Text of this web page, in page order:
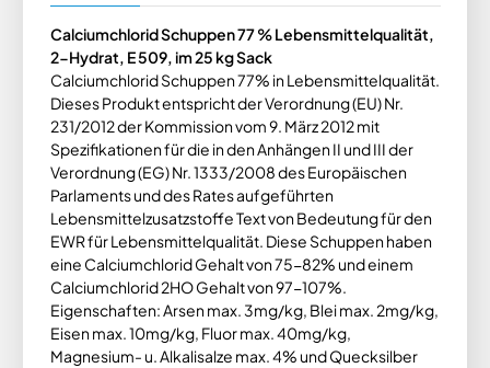
Calciumchlorid Schuppen 77 % Lebensmittelqualität,
2-Hydrat, E 509, im 25 kg Sack
Calciumchlorid Schuppen 77% in Lebensmittelqualität.
Dieses Produkt entspricht der Verordnung (EU) Nr.
231/2012 der Kommission vom 9. März 2012 mit
Spezifikationen für die in den Anhängen II und III der
Verordnung (EG) Nr. 1333/2008 des Europäischen
Parlaments und des Rates aufgeführten
Lebensmittelzusatzstoffe Text von Bedeutung für den
EWR für Lebensmittelqualität. Diese Schuppen haben
eine Calciumchlorid Gehalt von 75-82% und einem
Calciumchlorid 2HO Gehalt von 97-107%.
Eigenschaften: Arsen max. 3mg/kg, Blei max. 2mg/kg,
Eisen max. 10mg/kg, Fluor max. 40mg/kg,
Magnesium- u. Alkalisalze max. 4% und Quecksilber